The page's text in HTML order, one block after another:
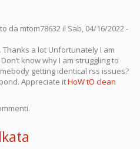
da mtom78632 il Sab, 04/16/2022 -
a lot Unfortunately I am
know why I am struggling to
getting identical rss issues?
Appreciate itHoW tO clean